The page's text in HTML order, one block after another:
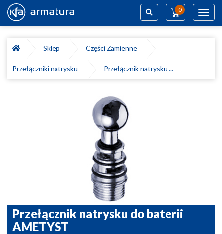
0
Sklep
Części Zamienne
Przełączniki natrysku Przełącznik natrysku ...
Przełącznik natrysku do baterii
AMETYST